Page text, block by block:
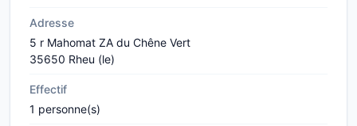
Adresse
5 r Mahomat ZA du Chêne Vert
35650 Rheu (le)
Effectif
1 personne(s)